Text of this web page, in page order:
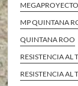
MP QUINTANA
QUINTANA ROO
RESISTENCIA AL
RESISTENCIA AL